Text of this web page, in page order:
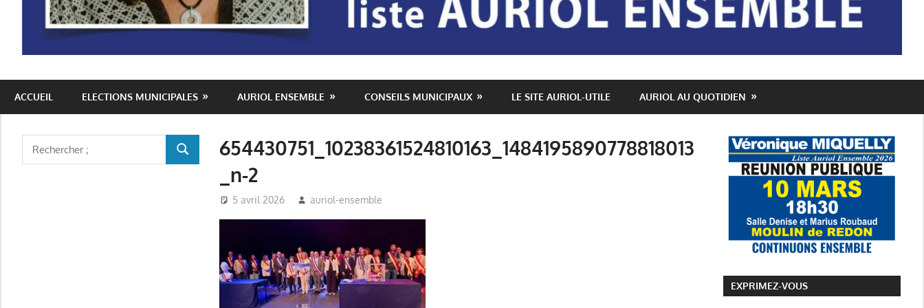
Auriol
Ensemble
ACCUEIL ELECTIONS MUNICIPALES AURIOL ENSEMBLE CONSEILS MUNICIPAUX LE SITE AURIOL-UTILE AURIOL AU QUOTIDIEN
654430751_10238361524810163_1484195890778818013
_n-2
5 avril 2026 auriol-ensemble
RECHERCHER
EXPRIMEZ-VOUS